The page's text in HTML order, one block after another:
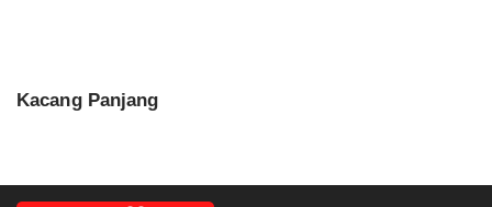
Kacang Panjang